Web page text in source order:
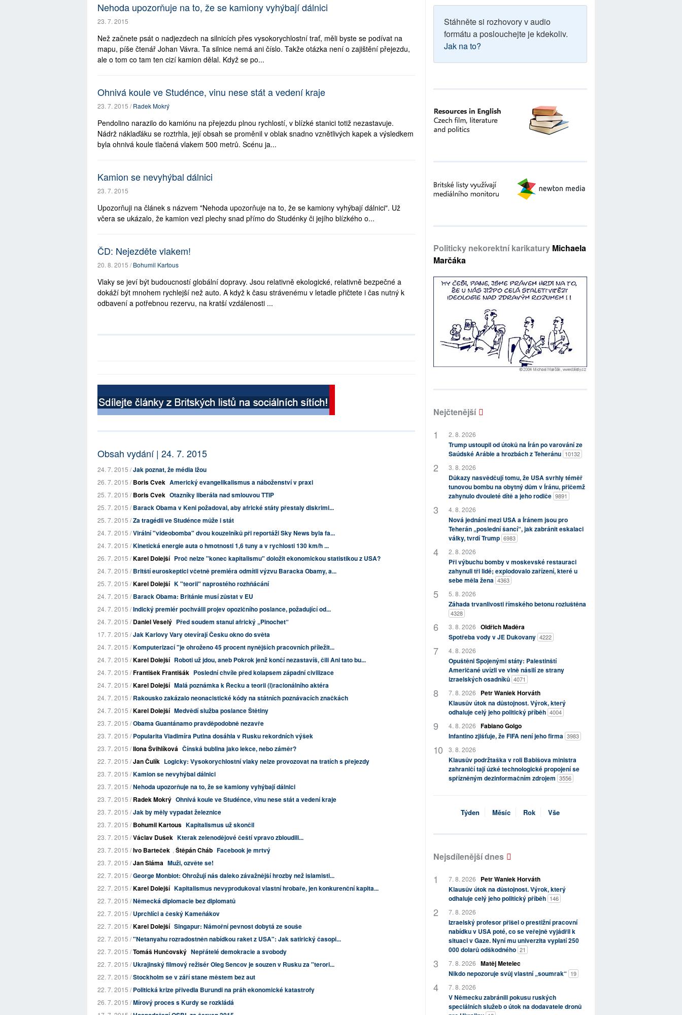
Nehoda upozorňuje na to, že se kamiony vyhýbají dálnici
23. 7. 2015
Než začnete psát o nadjezdech na silnicích přes vysokorychlostní trať, měli byste se podívat na
mapu, píše čtenář Johan Vávra. Ta silnice nemá ani číslo. Takže otázka není o zajištění přejezdu,
ale o tom co tam ten cizí kamion dělal. Když se po...
Ohnivá koule ve Studénce, vinu nese stát a vedení kraje
23. 7. 2015 /Radek Mokrý
Pendolino narazilo do kamiónu na přejezdu plnou rychlostí, v blízké stanici totiž nezastavuje.
Nádrž náklaďáku se roztrhla, její obsah se proměnil v oblak snadno vznětlivých kapek a výsledkem
byla ohnivá koule tlačená vlakem 500 metrů. Scénu ja...
Kamion se nevyhýbal dálnici
23. 7. 2015
Upozorňuji na článek s názvem "Nehoda upozorňuje na to, že se kamiony vyhýbají dálnici". Už
včera se ukázalo, že kamion vezl plechy snad přímo do Studénky či jejího blízkého o...
ČD: Nejezděte vlakem!
20. 8. 2015 /Bohumil Kartous
Vlaky se jeví být budoucností globální dopravy. Jsou relativně ekologické, relativně bezpečné a
dokáží být mnohem rychlejší než auto. A když k času strávenému v letadle přičtete i čas nutný k
odbavení a potřebnou rezervu, na kratší vzdálenosti ...
Obsah vydání | 24. 7. 2015
24. 7. 2015 /Jak poznat, že média lžou
26. 7. 2015 /Boris Cvek Americký evangelikalismus a náboženství v praxi
25. 7. 2015 /Boris Cvek Otazníky liberála nad smlouvou TTIP
25. 7. 2015 /Barack Obama v Keni požadoval, aby africké státy přestaly diskrimi...
25. 7. 2015 /Za tragédii ve Studénce může i stát
24. 7. 2015 /Virální "videobomba" dvou kouzelníků při reportáži Sky News byla fa...
24. 7. 2015 /Kinetická energie auta o hmotnosti 1,6 tuny a v rychlosti 130 km/h ...
26. 7. 2015 /Karel Dolejší Proč nelze "konec kapitalismu" doložit ekonomickou statistikou z USA?
24. 7. 2015 /Britští euroskeptici včetně premiéra odmítli výzvu Baracka Obamy, a...
25. 7. 2015 /Karel Dolejší K "teorii" naprostého rozhňácání
24. 7. 2015 /Barack Obama: Británie musí zůstat v EU
24. 7. 2015 /Indický premiér pochválil projev opozičního poslance, požadující od...
24. 7. 2015 /Daniel Veselý Před soudem stanul africký „Pinochet“
17. 7. 2015 /Jak Karlovy Vary otevírají Česku okno do světa
24. 7. 2015 /Komputerizací "je ohroženo 45 procent nynějších pracovních příležit...
24. 7. 2015 /Karel Dolejší Roboti už jdou, aneb Pokrok jenž končí nezastavíš, čili Ani tato bu...
24. 7. 2015 /František Františák Poslední chvíle před kolapsem západní civilizace
24. 7. 2015 /Karel Dolejší Malá poznámka k Řecku a teorii (i)racionálního aktéra
24. 7. 2015 /Rakousko zakázalo neonacistické kódy na státních poznávacích značkách
24. 7. 2015 /Karel Dolejší Medvědí služba poslance Štětiny
23. 7. 2015 /Obama Guantánamo pravděpodobně nezavře
23. 7. 2015 /Popularita Vladimíra Putina dosáhla v Rusku rekordních výšek
23. 7. 2015 /Ilona Švihlíková Čínská bublina jako lekce, nebo záměr?
22. 7. 2015 /Jan Čulík Logicky: Vysokorychlostní vlaky nelze provozovat na tratích s přejezdy
23. 7. 2015 /Kamion se nevyhýbal dálnici
23. 7. 2015 /Nehoda upozorňuje na to, že se kamiony vyhýbají dálnici
23. 7. 2015 /Radek Mokrý Ohnivá koule ve Studénce, vinu nese stát a vedení kraje
23. 7. 2015 /Jak by měly vypadat železnice
23. 7. 2015 /Bohumil Kartous Kapitalismus už skončil
23. 7. 2015 /Václav Dušek Kterak zelenodějové čeští vpravo zbloudili...
23. 7. 2015 /Ivo Barteček , Štěpán Cháb Facebook je mrtvý
23. 7. 2015 /Jan Sláma Muži, ozvěte se!
22. 7. 2015 /George Monbiot: Ohrožují nás daleko závažnější hrozby než islamisti...
22. 7. 2015 /Karel Dolejší Kapitalismus nevyprodukoval vlastní hrobaře, jen konkurenční kapita...
22. 7. 2015 /Německá diplomacie bez diplomatů
22. 7. 2015 /Uprchlíci a český Kameňákov
22. 7. 2015 /Karel Dolejší Singapur: Námořní pevnost dobytá ze souše
22. 7. 2015 /"Netanyahu rozradostněn nabídkou raket z USA": Jak satirický časopi...
22. 7. 2015 /Tomáš Hunčovský Nepřátelé demokracie a svobody
22. 7. 2015 /Ukrajinský filmový režisér Oleg Sencov je souzen v Rusku za "terori...
22. 7. 2015 /Stockholm se v září stane městem bez aut
22. 7. 2015 /Politická krize přivedla Burundi na práh ekonomické katastrofy
26. 7. 2015 /Mírový proces s Kurdy se rozkládá
Stáhněte si rozhovory v audio
formátu a poslouchejte je kdekoliv.
Jak na to?
Politicky nekorektní karikatury Michaela
Marčáka
Nejčtenější
2. 8. 2026
Trump ustoupil od útoků na Írán po varování ze
Saúdské Arábie a hrozbách z Teheránu 10132
3. 8. 2026
Důkazy nasvědčují tomu, že USA svrhly téměř
tunovou bombu na obytný dům v Íránu, přičemž
zahynulo dvouleté dítě a jeho rodiče 9891
4. 8. 2026
Nová jednání mezi USA a Íránem jsou pro
Teherán „poslední šancí“, jak zabránit eskalaci
války, tvrdí Trump 6983
2. 8. 2026
Při výbuchu bomby v moskevské restauraci
zahynuli tři lidé; explodovalo zařízení, které u
sebe měla žena 4363
5. 8. 2026
Záhada trvanlivosti římského betonu rozluštěna
4328
3. 8. 2026 Oldřich Maděra
Spotřeba vody v JE Dukovany 4222
4. 8. 2026
Opuštěni Spojenými státy: Palestinští
Američané uvízli ve vlně násilí ze strany
izraelských osadníků 4071
7. 8. 2026
Petr Waniek Horváth
Klausův útok na důstojnost. Výrok, který
odhaluje celý jeho politický příběh 4004
4. 8. 2026 Fabiano Golgo
Infantino zjišťuje, že FIFA není jeho firma 3983
3. 8. 2026
Klausův podržtaška v roli Babišova ministra
zahraničí tají úzké technologické propojení se
spřízněným dezinformačním zdrojem 3556
Týden Měsíc Rok Vše
Nejsdílenější dnes
7. 8. 2026
Petr Waniek Horváth
Klausův útok na důstojnost. Výrok, který
odhaluje celý jeho politický příběh 146
7. 8. 2026
Izraelský profesor přišel o prestižní pracovní
nabídku v USA poté, co se veřejně vyjádřil k
situaci v Gaze. Nyní mu univerzita vyplatí 250
000 dolarů odškodného 21
7. 8. 2026 Matěj Metelec
Nikdo nepozoruje svůj vlastní „soumrak“ 19
7. 8. 2026
V Německu zabránili pokusu ruských
speciálních služeb o útok na dodavatele dronů